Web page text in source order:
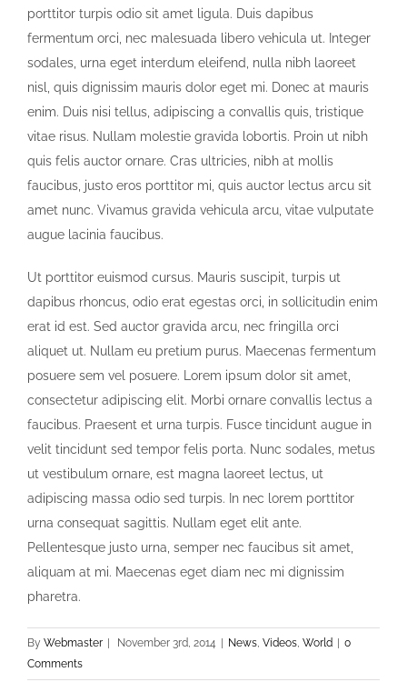
porttitor turpis odio sit amet ligula. Duis dapibus
fermentum orci, nec malesuada libero vehicula ut. Integer
sodales, urna eget interdum eleifend, nulla nibh laoreet
nisl, quis dignissim mauris dolor eget mi. Donec at mauris
enim. Duis nisi tellus, adipiscing a convallis quis, tristique
vitae risus. Nullam molestie gravida lobortis. Proin ut nibh
quis felis auctor ornare. Cras ultricies, nibh at mollis
faucibus, justo eros porttitor mi, quis auctor lectus arcu sit
amet nunc. Vivamus gravida vehicula arcu, vitae vulputate
augue lacinia faucibus.
Ut porttitor euismod cursus. Mauris suscipit, turpis ut
dapibus rhoncus, odio erat egestas orci, in sollicitudin enim
erat id est. Sed auctor gravida arcu, nec fringilla orci
aliquet ut. Nullam eu pretium purus. Maecenas fermentum
posuere sem vel posuere. Lorem ipsum dolor sit amet,
consectetur adipiscing elit. Morbi ornare convallis lectus a
faucibus. Praesent et urna turpis. Fusce tincidunt augue in
velit tincidunt sed tempor felis porta. Nunc sodales, metus
ut vestibulum ornare, est magna laoreet lectus, ut
adipiscing massa odio sed turpis. In nec lorem porttitor
urna consequat sagittis. Nullam eget elit ante.
Pellentesque justo urna, semper nec faucibus sit amet,
aliquam at mi. Maecenas eget diam nec mi dignissim
pharetra.
By Webmaster November 3rd, 2014 News, Videos, World
0
Comments